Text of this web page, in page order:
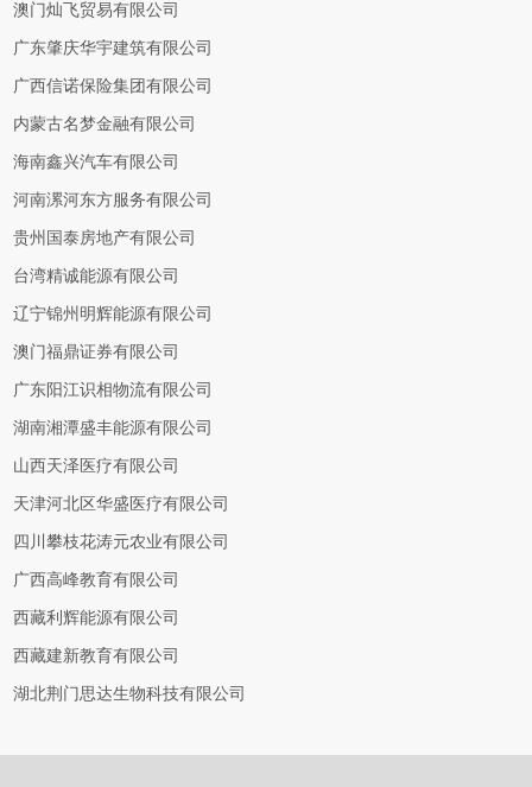
澳门灿飞贸易有限公司
广东肇庆华宇建筑有限公司
广西信诺保险集团有限公司
内蒙古名梦金融有限公司
海南鑫兴汽车有限公司
河南漯河东方服务有限公司
贵州国泰房地产有限公司
台湾精诚能源有限公司
辽宁锦州明辉能源有限公司
澳门福鼎证券有限公司
广东阳江识相物流有限公司
湖南湘潭盛丰能源有限公司
山西天泽医疗有限公司
天津河北区华盛医疗有限公司
四川攀枝花涛元农业有限公司
广西高峰教育有限公司
西藏利辉能源有限公司
西藏建新教育有限公司
湖北荆门思达生物科技有限公司